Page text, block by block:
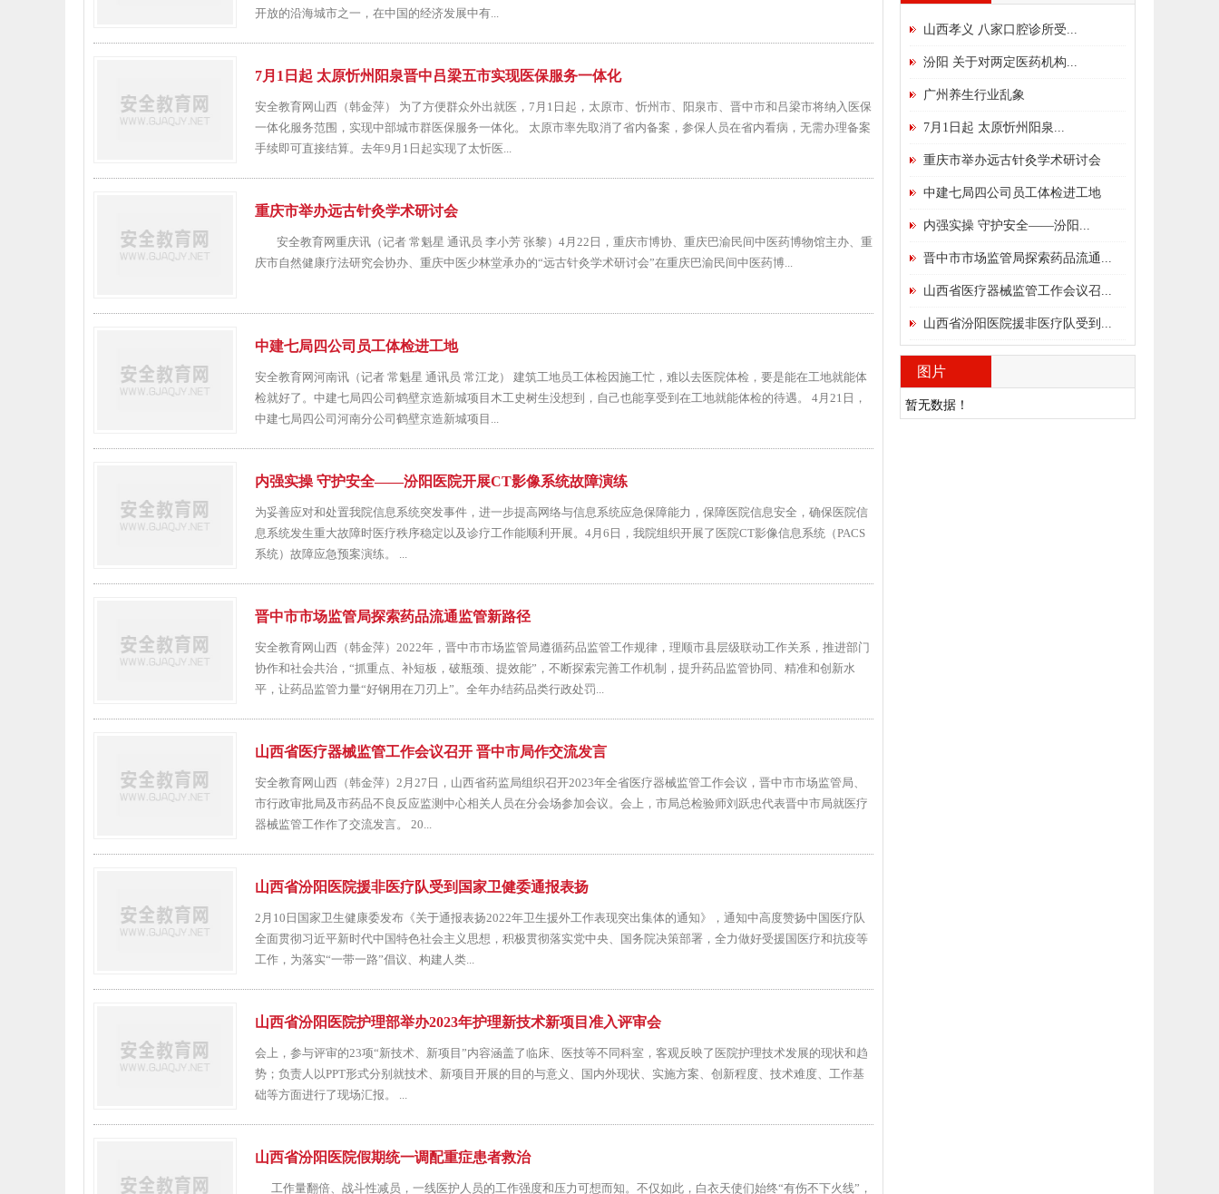
山西孝义 八家口腔诊所受...
汾阳 关于对两定医药机构...
广州养生行业乱象
7月1日起 太原忻州阳泉...
重庆市举办远古针灸学术研讨会
中建七局四公司员工体检进工地
内强实操 守护安全——汾阳...
晋中市市场监管局探索药品流通...
山西省医疗器械监管工作会议召...
山西省汾阳医院援非医疗队受到...
图片
暂无数据！
开放的沿海城市之一，在中国的经济发展中有...
7月1日起 太原忻州阳泉晋中吕梁五市实现医保服务一体化
安全教育网山西（韩金萍） 为了方便群众外出就医，7月1日起，太原市、忻州市、阳泉市、晋中市和吕梁市将纳入医保
一体化服务范围，实现中部城市群医保服务一体化。 太原市率先取消了省内备案，参保人员在省内看病，无需办理备案
手续即可直接结算。去年9月1日起实现了太忻医...
重庆市举办远古针灸学术研讨会
安全教育网重庆讯（记者 常魁星 通讯员 李小芳 张黎）4月22日，重庆市博协、重庆巴渝民间中医药博物馆主办、重
庆市自然健康疗法研究会协办、重庆中医少林堂承办的“远古针灸学术研讨会”在重庆巴渝民间中医药博...
中建七局四公司员工体检进工地
安全教育网河南讯（记者 常魁星 通讯员 常江龙） 建筑工地员工体检因施工忙，难以去医院体检，要是能在工地就能体
检就好了。中建七局四公司鹤壁京造新城项目木工史树生没想到，自己也能享受到在工地就能体检的待遇。 4月21日，
中建七局四公司河南分公司鹤壁京造新城项目...
内强实操 守护安全——汾阳医院开展CT影像系统故障演练
为妥善应对和处置我院信息系统突发事件，进一步提高网络与信息系统应急保障能力，保障医院信息安全，确保医院信
息系统发生重大故障时医疗秩序稳定以及诊疗工作能顺利开展。4月6日，我院组织开展了医院CT影像信息系统（PACS
系统）故障应急预案演练。 ...
晋中市市场监管局探索药品流通监管新路径
安全教育网山西（韩金萍）2022年，晋中市市场监管局遵循药品监管工作规律，理顺市县层级联动工作关系，推进部门
协作和社会共治，“抓重点、补短板，破瓶颈、提效能”，不断探索完善工作机制，提升药品监管协同、精准和创新水
平，让药品监管力量“好钢用在刀刃上”。全年办结药品类行政处罚...
山西省医疗器械监管工作会议召开 晋中市局作交流发言
安全教育网山西（韩金萍）2月27日，山西省药监局组织召开2023年全省医疗器械监管工作会议，晋中市市场监管局、
市行政审批局及市药品不良反应监测中心相关人员在分会场参加会议。会上，市局总检验师刘跃忠代表晋中市局就医疗
器械监管工作作了交流发言。 20...
山西省汾阳医院援非医疗队受到国家卫健委通报表扬
2月10日国家卫生健康委发布《关于通报表扬2022年卫生援外工作表现突出集体的通知》，通知中高度赞扬中国医疗队
全面贯彻习近平新时代中国特色社会主义思想，积极贯彻落实党中央、国务院决策部署，全力做好受援国医疗和抗疫等
工作，为落实“一带一路”倡议、构建人类...
山西省汾阳医院护理部举办2023年护理新技术新项目准入评审会
会上，参与评审的23项“新技术、新项目”内容涵盖了临床、医技等不同科室，客观反映了医院护理技术发展的现状和趋
势；负责人以PPT形式分别就技术、新项目开展的目的与意义、国内外现状、实施方案、创新程度、技术难度、工作基
础等方面进行了现场汇报。 ...
山西省汾阳医院假期统一调配重症患者救治
工作量翻倍、战斗性减员，一线医护人员的工作强度和压力可想而知。不仅如此，白衣天使们始终“有伤不下火线”，